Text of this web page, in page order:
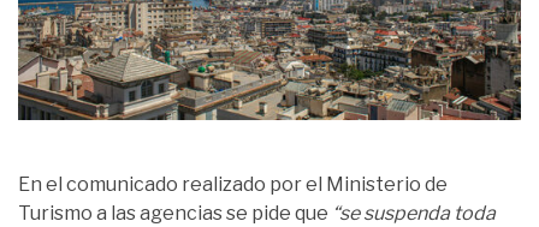
En el comunicado realizado por el Ministerio de
Turismo a las agencias se pide que “se suspenda toda